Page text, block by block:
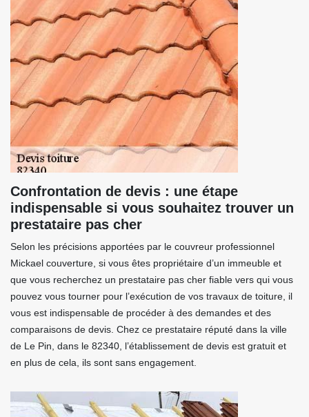
Confrontation de devis : une étape
indispensable si vous souhaitez trouver un
prestataire pas cher
Selon les précisions apportées par le couvreur professionnel
Mickael couverture, si vous êtes propriétaire d’un immeuble et
que vous recherchez un prestataire pas cher fiable vers qui vous
pouvez vous tourner pour l’exécution de vos travaux de toiture, il
vous est indispensable de procéder à des demandes et des
comparaisons de devis. Chez ce prestataire réputé dans la ville
de Le Pin, dans le 82340, l’établissement de devis est gratuit et
en plus de cela, ils sont sans engagement.